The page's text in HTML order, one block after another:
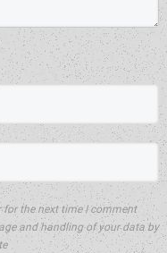
for the next time I comment
and handling of your data by